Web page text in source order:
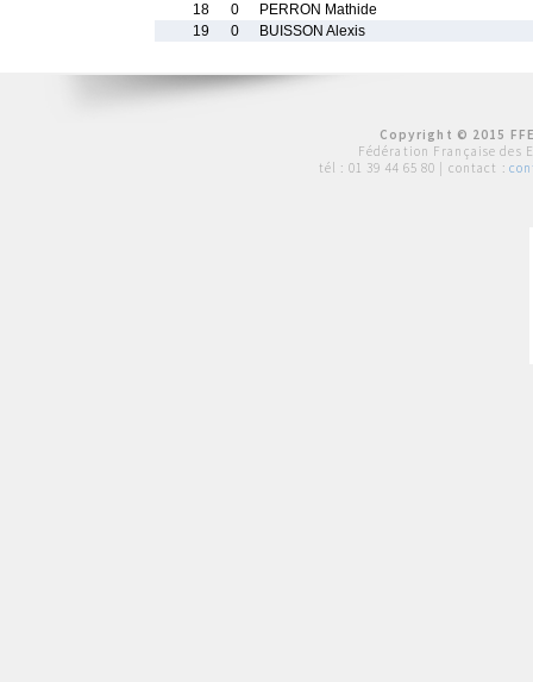
18
0
PERRON Mathide
19
0 BUISSON Alexis
Copyright © 2015
Fédération Française des
tél : 01 39 44 65 80 | contact :